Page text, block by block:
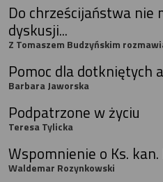
Do chrześcijaństwa nie
dyskusji...
Z Tomaszem Budzyńskim
Pomoc dla dotkniętych
Barbara Jaworska
Podpatrzone w życiu
Teresa Tylicka
Wspomnienie o Ks.
Waldemar Rozynkowski